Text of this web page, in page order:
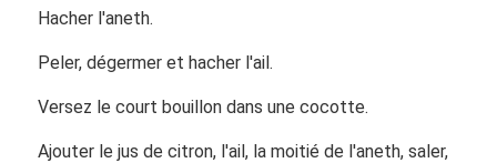
Hacher l'aneth.
Peler, dégermer et hacher l'ail.
Versez le court bouillon dans une cocotte.
Ajouter le jus de citron, l'ail, la moitié de l'aneth, saler,